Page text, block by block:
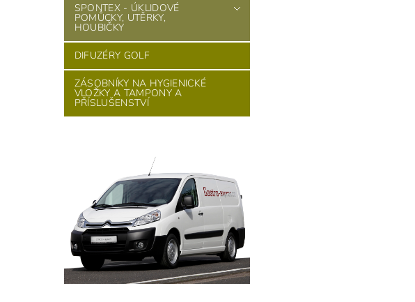
SPONTEX - ÚKLIDOVÉ
POMŮCKY, UTĚRKY,
HOUBIČKY
DIFUZÉRY GOLF
ZÁSOBNÍKY NA HYGIENICKÉ
VLOŽKY A TAMPONY A
PŘÍSLUŠENSTVÍ